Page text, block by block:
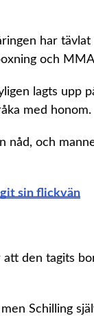
har
och
lagts upp
med honom.
nåd, och
sin flickvän
den tagits
Schilling